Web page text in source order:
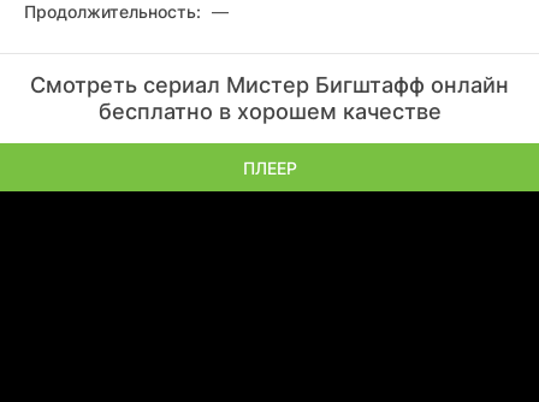
Продолжительность: —
Смотреть сериал Мистер Бигштафф онлайн
бесплатно в хорошем качестве
ПЛЕЕР